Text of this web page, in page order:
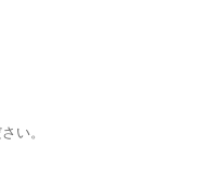
い。